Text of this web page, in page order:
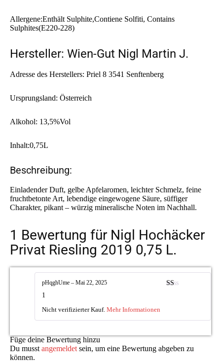
Allergene:Enthält Sulphite,Contiene Solfiti, Contains
Sulphites(E220-228)
Hersteller: Wien-Gut Nigl Martin J.
Adresse des Herstellers: Priel 8 3541 Senftenberg
Ursprungsland: Österreich
Alkohol: 13,5%Vol
Inhalt:0,75L
Beschreibung:
Einladender Duft, gelbe Apfelaromen, leichter Schmelz, feine
fruchtbetonte Art, lebendige eingewogene Säure, süffiger
Charakter, pikant – würzig mineralische Noten im Nachhall.
1 Bewertung für Nigl Hochäcker
Privat Riesling 2019 0,75 L.
5
pHqghUme – Mai 22, 2025
1
Nicht verifizierter Kauf. Mehr Informationen
Füge deine Bewertung hinzu
Du musst angemeldet sein, um eine Bewertung abgeben zu
können.